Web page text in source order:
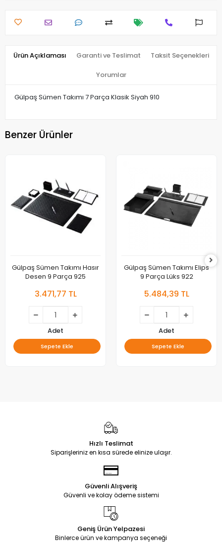
Ürün Açıklaması Garanti ve Teslimat Taksit Seçenekleri
Yorumlar
Gülpaş Sümen Takımı 7 Parça Klasik Siyah 910
Benzer Ürünler
Gülpaş Sümen Takımı Hasır
Desen 9 Parça 925
3.471,77 TL
Adet
Sepete Ekle
Gülpaş Sümen Takımı Elips
9 Parça Lüks 922
5.484,39 TL
Adet
Sepete Ekle
Hızlı Teslimat
Siparişleriniz en kısa sürede elinize ulaşır.
Güvenli Alışveriş
Güvenli ve kolay ödeme sistemi
Geniş Ürün Yelpazesi
Binlerce ürün ve kampanya seçeneği